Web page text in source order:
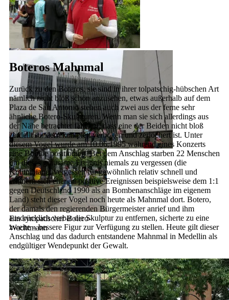
Ein sympatischer Botero-
Wachtmann
Boteros Mahnmal
Zurück zu den Boteros, sie sind in ihrer tolpatschig-hübschen Art
nämlich nicht bloß schön anzusehen, etwas außerhalb auf dem
Plaza de San Antonio stehen auch zwei aus der ferne sehr
ähnliche Botero-Skulpturen. Wenn man sie sich allerdings aus
der Nähe betrachtet fällt auf, dass eine der Beiden nicht bloß
zerdellt sondern komplett verbogen und zerlöchert ist. Unter
diesem Vogel wurde am 10.06.1995 während eines Konzerts
eine Bombe positioniert. Bei dem Anschlag starben 22 Menschen
um dieses grausame Ereignis niemals zu vergessen (die
Kolumbianer vergessen für gewöhnlich relativ schnell und
erinnern sich eher an positive Ereignissen beispielsweise dem 1:1
gegen Deutschland 1990 als an Bombenanschläge im eigenem
Land) steht dieser Vogel noch heute als Mahnmal dort. Botero,
der damals den regierenden Bürgermeister anrief und ihm
ausdrücklich verbat die Skulptur zu entfernen, sicherte zu eine
zweite – bessere Figur zur Verfügung zu stellen. Heute gilt dieser
Anschlag und das dadurch entstandene Mahnmal in Medellin als
endgültiger Wendepunkt der Gewalt.